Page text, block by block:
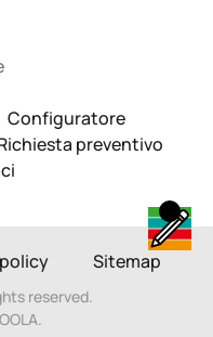
Configuratore
preventivo
Sitemap
reserved.